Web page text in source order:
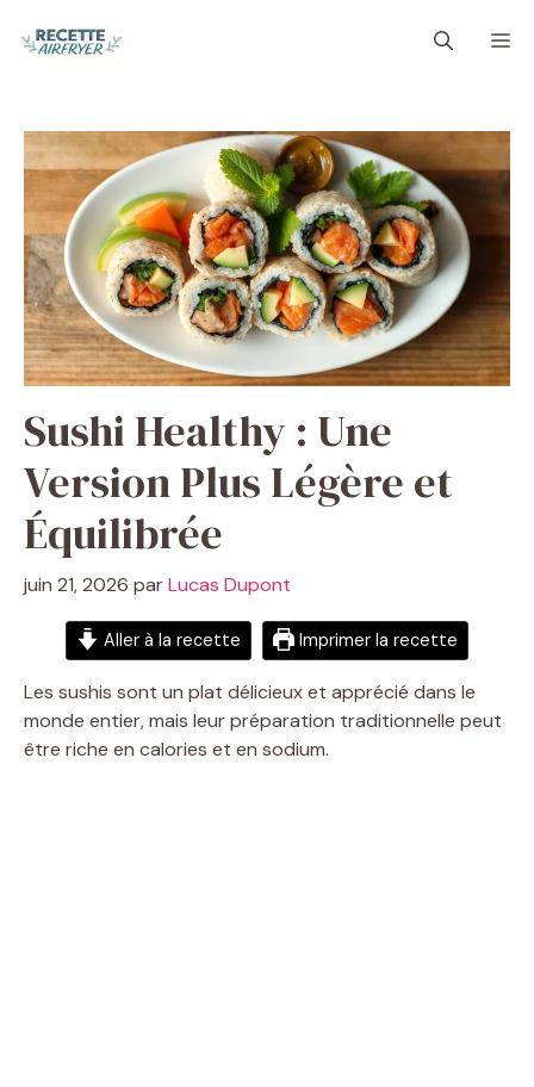
Sushi Healthy : Une
Version Plus Légère et
Équilibrée
juin 21, 2026 parLucas Dupont
Aller à la recette Imprimer la recette
Les sushis sont un plat délicieux et apprécié dans le
monde entier, mais leur préparation traditionnelle peut
être riche en calories et en sodium.